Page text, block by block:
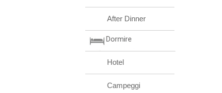
After Dinner
Dormire
Hotel
Campeggi